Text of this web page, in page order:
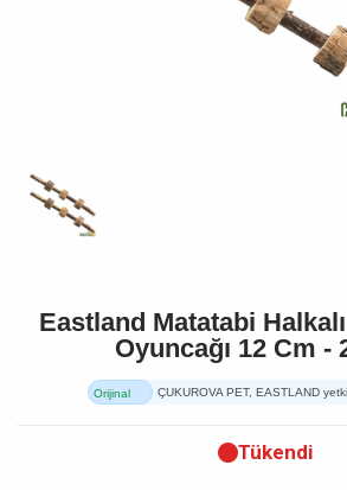
Eastland Matatabi
Oyuncağı 12 Cm -
Orijinal
ÇUKUROVA PET, EASTLAND yetkili
Tükendi